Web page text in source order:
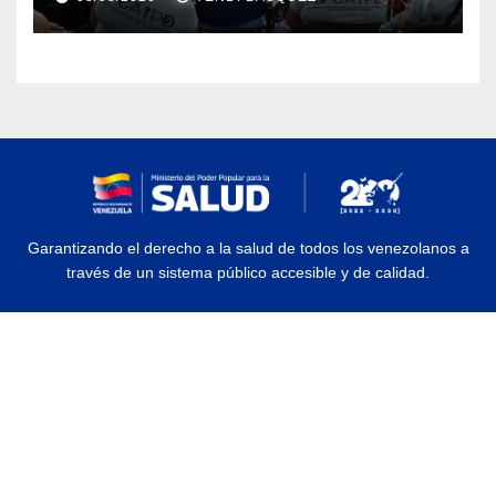
discapacidad
Garantizando el derecho a la salud de todos los venezolanos a
través de un sistema público accesible y de calidad.